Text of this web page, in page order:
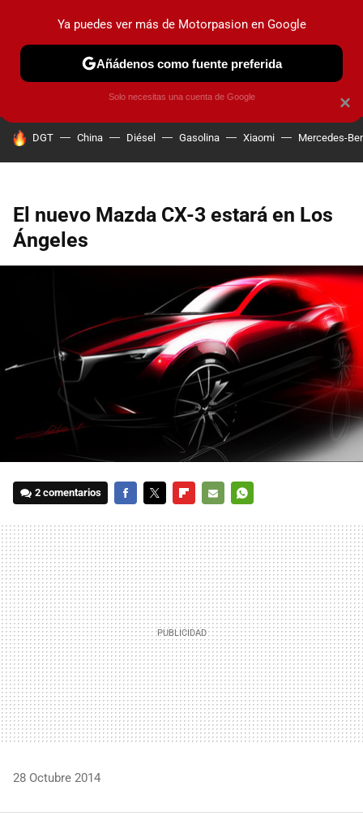
PRUEBAS COCHES ELÉCTRICOS OBSERVATORIO
HOY SE HABLA DE
DGT China Diésel Gasolina Xiaomi Mercedes-
El nuevo Mazda CX-3 estará en Los
Ángeles
2 comentarios
MAIL
28 Octubre 2014
×
Ya puedes ver más de Motorpasion en Google
Añádenos como fuente preferida
Solo necesitas una cuenta de Google